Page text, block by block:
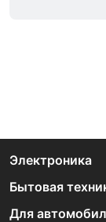
Электроника
Бытовая
Для